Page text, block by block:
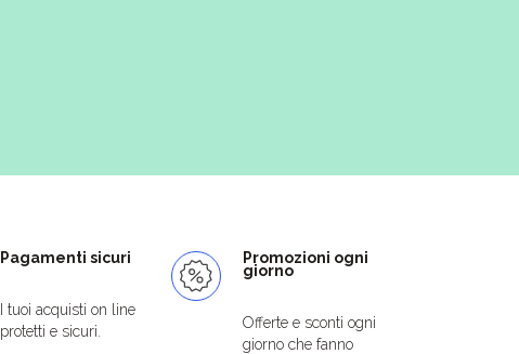
Pagamenti sicuri
I tuoi acquisti on line
protetti e sicuri.
Promozioni ogni
giorno
Offerte e sconti ogni
giorno che fanno